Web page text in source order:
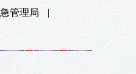
管理局
|